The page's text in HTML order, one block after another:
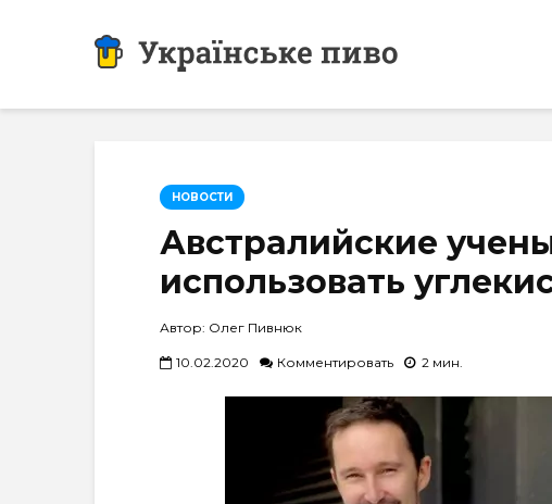
НОВОСТИ
Австралийские
использовать
Автор: Олег Пивнюк
10.02.2020 Комментировать 2 мин.